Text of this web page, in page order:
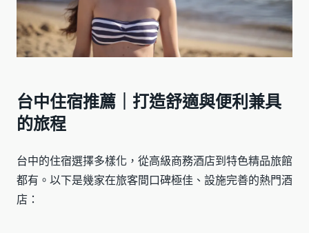
台中住宿推薦｜打造舒適與便利兼具
的旅程
台中的住宿選擇多樣化，從高級商務酒店到特色精品旅館
都有。以下是幾家在旅客間口碑極佳、設施完善的熱門酒
店：